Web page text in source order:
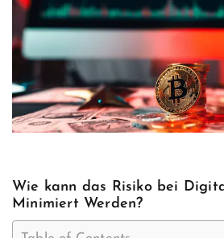
Wie kann das Risiko bei
Minimiert Werden?